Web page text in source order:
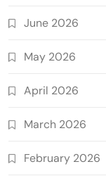
June 2026
May 2026
April 2026
March 2026
February 2026